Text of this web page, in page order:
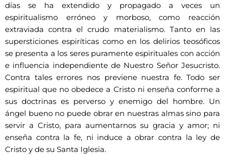
días se ha extendido y propagado a veces un
espiritualismo erróneo y morboso, como reacción
extraviada contra el crudo materialismo. Tanto en las
supersticiones espiríticas como en los delirios teosóficos
se presenta a los seres puramente espirituales con acción
e influencia independiente de Nuestro Señor Jesucristo.
Contra tales errores nos previene nuestra fe. Todo ser
espiritual que no obedece a Cristo ni enseña conforme a
sus doctrinas es perverso y enemigo del hombre. Un
ángel bueno no puede obrar en nuestras almas sino para
servir a Cristo, para aumentarnos su gracia y amor; ni
enseña contra la fe, ni induce a obrar contra la ley de
Cristo y de su Santa Iglesia.